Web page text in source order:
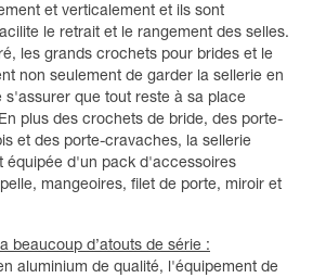
et verticalement et ils sont
le retrait et le rangement des selles.
les grands crochets pour brides et le
non seulement de garder la sellerie en
s'assurer que tout reste à sa place
plus des crochets de bride, des porte-
et des porte-cravaches, la sellerie
équipée d'un pack d'accessoires
mangeoires, filet de porte, miroir et
beaucoup d’atouts de série :
aluminium de qualité, l'équipement de